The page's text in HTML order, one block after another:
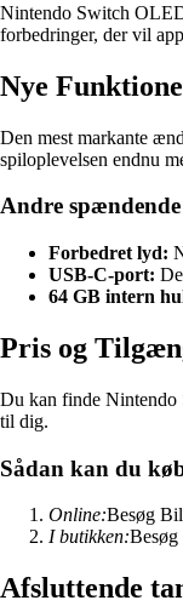
Nintendo Switch
forbedringer, der vil
Nye
Den mest markante
spiloplevelsen endnu
Andre
Forbedret lyd:
USB-C-port:
64 GB intern
Pris og
Du kan finde Nintendo
til dig.
Sådan kan du
Online:Besøg
I butikken:
Afsluttende